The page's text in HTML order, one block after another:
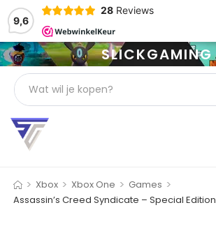
9,6
28 Reviews
SLICKGAMING
> Xbox > Xbox One > Games >
Assassin’s Creed Syndicate – Special Edition